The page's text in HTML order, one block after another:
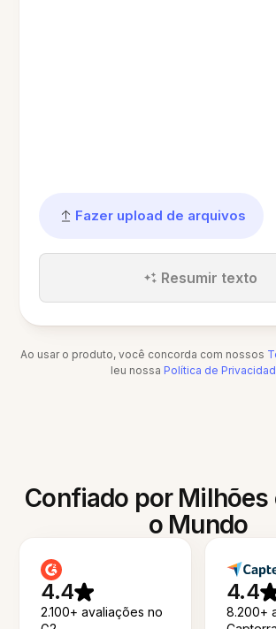
Fazer upload de arquivos
Resumir texto
Ao usar o produto, você concorda com nossos
leu nossa Política de
Confiado por Milhões
o Mundo
4.4
2.100+ avaliações no
4.4
8.200+